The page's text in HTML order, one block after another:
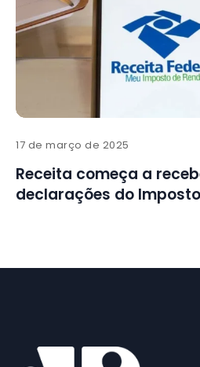
17 de março de 2025
Receita começa a
declarações do